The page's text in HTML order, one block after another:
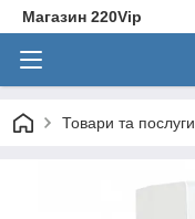
Магазин 220Vip
Товари та послуги